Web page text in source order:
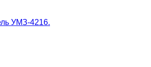
УМЗ-4216.